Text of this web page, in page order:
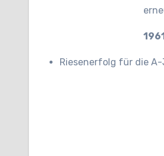
Riesenerfolg für die